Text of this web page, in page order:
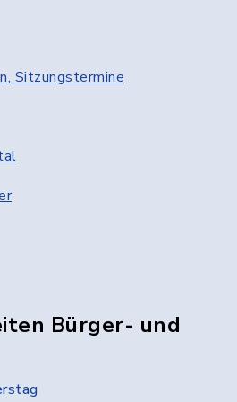
Sitzungstermine
Bürger- und